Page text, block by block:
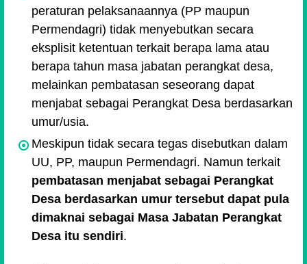
peraturan pelaksanaannya (PP maupun
Permendagri) tidak menyebutkan secara
eksplisit ketentuan terkait berapa lama atau
berapa tahun masa jabatan perangkat desa,
melainkan pembatasan seseorang dapat
menjabat sebagai Perangkat Desa berdasarkan
umur/usia.
Meskipun tidak secara tegas disebutkan dalam
UU, PP, maupun Permendagri. Namun terkait
pembatasan menjabat sebagai Perangkat
Desa berdasarkan umur tersebut dapat pula
dimaknai sebagai Masa Jabatan Perangkat
Desa itu sendiri.